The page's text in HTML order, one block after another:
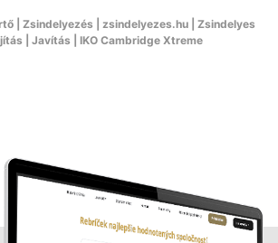
| Zsindelyezés | zsindelyezes.hu | Zsindelyes
| Javítás | IKO Cambridge Xtreme